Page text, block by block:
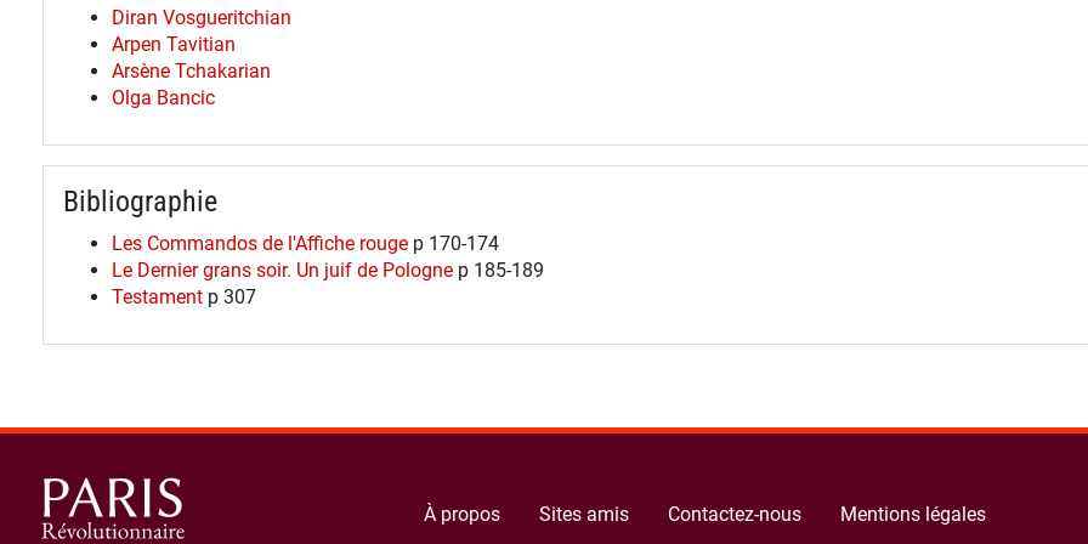
Diran Vosgueritchian
Arpen Tavitian
Arsène Tchakarian
Olga Bancic
Bibliographie
Les Commandos de l'Affiche rouge p 170-174
Le Dernier grans soir. Un juif de Pologne p 185-189
Testament p 307
À propos Sites amis Contactez-nous Mentions légales